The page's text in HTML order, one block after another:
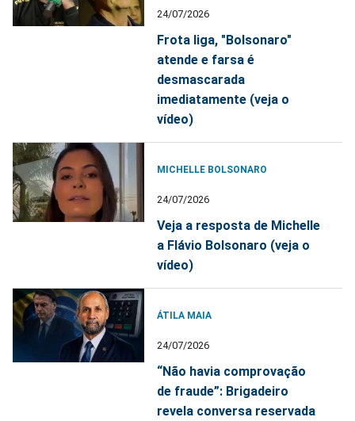
24/07/2026
Frota liga, "Bolsonaro"
atende e farsa é
desmascarada
imediatamente (veja o
vídeo)
MICHELLE BOLSONARO
24/07/2026
Veja a resposta de Michelle
a Flávio Bolsonaro (veja o
vídeo)
ÁTILA MAIA
24/07/2026
“Não havia comprovação
de fraude”: Brigadeiro
revela conversa reservada